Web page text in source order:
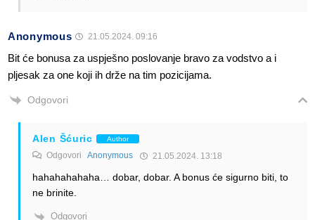
Anonymous 21.05.2024. 09:16
Bit će bonusa za uspješno poslovanje bravo za vodstvo a i
pljesak za one koji ih drže na tim pozicijama.
Odgovori
Alen Šćuric Author
Odgovori Anonymous 21.05.2024. 13:18
hahahahahaha… dobar, dobar. A bonus će sigurno biti, to
ne brinite.
Odgovori